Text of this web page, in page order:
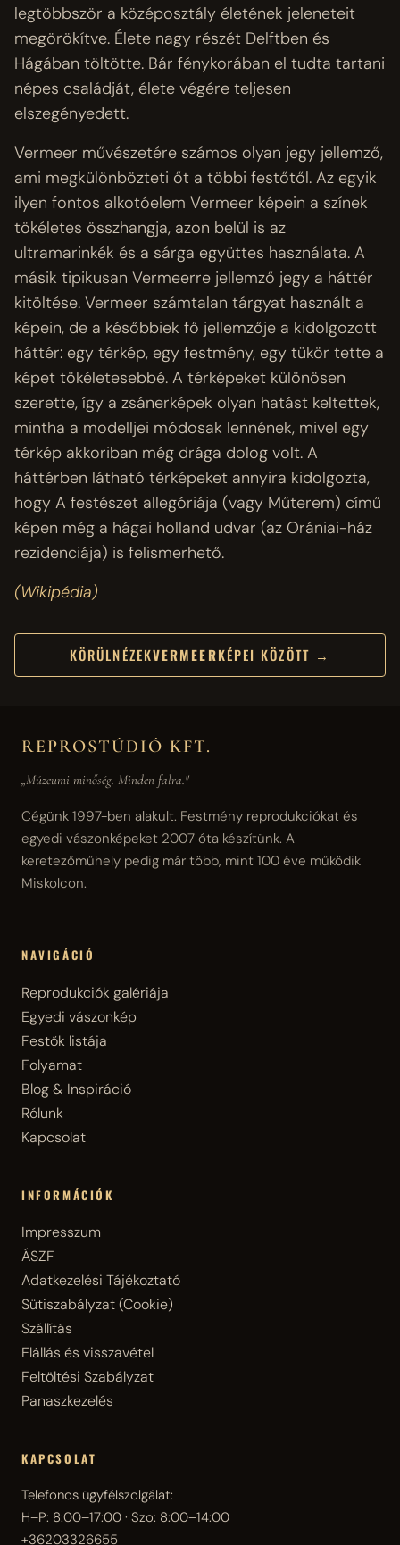
legtöbbször a középosztály életének jeleneteit
megörökítve. Élete nagy részét Delftben és
Hágában töltötte. Bár fénykorában el tudta tartani
népes családját, élete végére teljesen
elszegényedett.
Vermeer művészetére számos olyan jegy jellemző,
ami megkülönbözteti őt a többi festőtől. Az egyik
ilyen fontos alkotóelem Vermeer képein a színek
tökéletes összhangja, azon belül is az
ultramarinkék és a sárga együttes használata. A
másik tipikusan Vermeerre jellemző jegy a háttér
kitöltése. Vermeer számtalan tárgyat használt a
képein, de a későbbiek fő jellemzője a kidolgozott
háttér: egy térkép, egy festmény, egy tükör tette a
képet tökéletesebbé. A térképeket különösen
szerette, így a zsánerképek olyan hatást keltettek,
mintha a modelljei módosak lennének, mivel egy
térkép akkoriban még drága dolog volt. A
háttérben látható térképeket annyira kidolgozta,
hogy A festészet allegóriája (vagy Műterem) című
képen még a hágai holland udvar (az Orániai-ház
rezidenciája) is felismerhető.
(Wikipédia)
KÖRÜLNÉZEKVERMEERKÉPEI KÖZÖTT →
REPROSTÚDIÓ KFT.
„Múzeumi minőség. Minden falra."
Cégünk 1997-ben alakult. Festmény reprodukciókat és
egyedi vászonképeket 2007 óta készítünk. A
keretezőműhely pedig már több, mint 100 éve működik
Miskolcon.
NAVIGÁCIÓ
Reprodukciók galériája
Egyedi vászonkép
Festők listája
Folyamat
Blog & Inspiráció
Rólunk
Kapcsolat
INFORMÁCIÓK
Impresszum
ÁSZF
Adatkezelési Tájékoztató
Sütiszabályzat (Cookie)
Szállítás
Elállás és visszavétel
Feltöltési Szabályzat
Panaszkezelés
KAPCSOLAT
Telefonos ügyfélszolgálat:
H–P: 8:00–17:00 · Szo: 8:00–14:00
+36203326655